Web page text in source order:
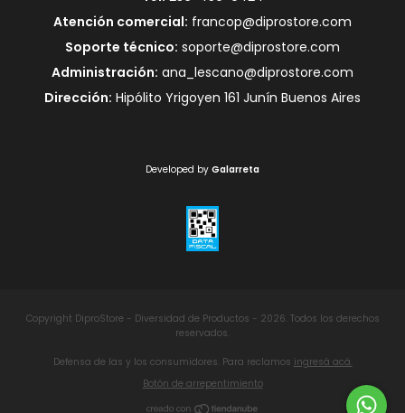
Atención comercial: francop@diprostore.com
Soporte técnico: soporte@diprostore.com
Administración: ana_lescano@diprostore.com
Dirección: Hipólito Yrigoyen 161 Junín Buenos Aires
Developed by Galarreta
Copyright DiproStore - Diversidad de Productos - 2026. Todos los derechos
reservados.
Defensa de las y los consumidores. Para reclamos ingresá acá.
Botón de arrepentimiento